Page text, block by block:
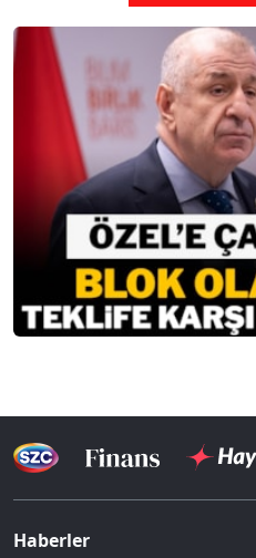
Haberler